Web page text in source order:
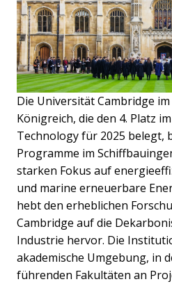
Die Universität Cambridge
Königreich, die den 4. Platz
Technology für 2025
Programme im
starken Fokus auf
und marine erneuerbare
hebt den erheblichen
Cambridge auf die
Industrie hervor. Die
akademische Umgebung, in
führenden Fakultäten an